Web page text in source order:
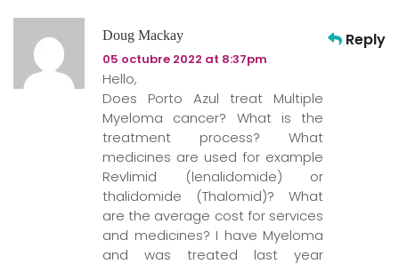
Doug Mackay
05 octubre 2022 at 8:37pm
Hello,
Does Porto Azul treat Multiple
Myeloma cancer? What is the
treatment process? What
medicines are used for example
Revlimid (lenalidomide) or
thalidomide (Thalomid)? What
are the average cost for services
and medicines? I have Myeloma
and was treated last year
Reply